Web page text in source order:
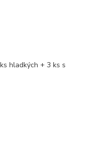
hladkých + 3 ks s